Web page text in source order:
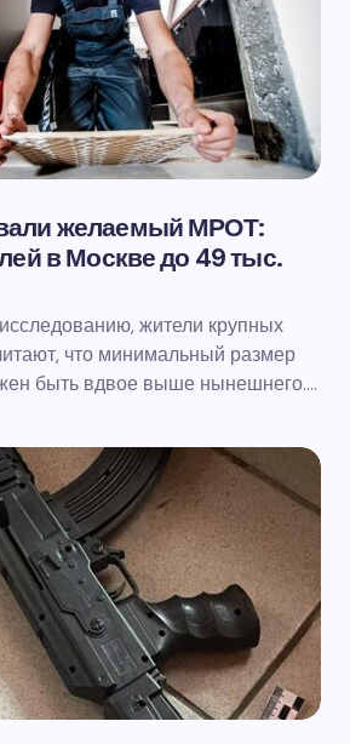
желаемый МРОТ:
в Москве до 49 тыс.
жители крупных
что минимальный размер
быть вдвое выше нынешнего.…